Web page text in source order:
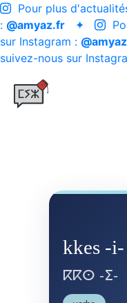
Pour plus
: @amyaz.fr ✦
sur Instagram :
suivez-nous sur
kkes -i-
ⴽⴽⵙ -ⵉ-